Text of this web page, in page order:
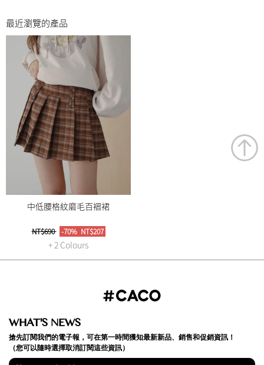
最近瀏覽的產品
中低腰格紋磨毛百褶裙
NT$690 -70% NT$207
+ 2 Colours
WHAT'S NEWS
搶先訂閱我們的電子報，可在第一時間獲知最新新品、銷售和促銷資訊！
（您可以隨時選擇取消訂閱這些資訊）